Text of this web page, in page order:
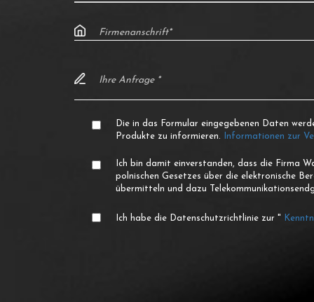
Die in das Formular eingegebenen Daten
Produkte zu informieren.
Informationen zur
Ich bin damit einverstanden, dass die Firma
polnischen Gesetzes über die elektronische
übermitteln und dazu
Ich habe die Datenschutzrichtlinie zur "